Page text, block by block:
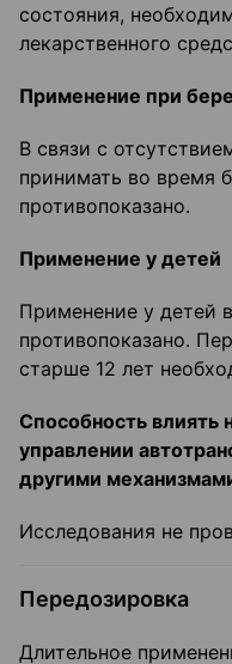
состояния,
лекарственного
Применение при
В связи с
принимать во время
противопоказано.
Применение у детей
Применение у детей
противопоказано.
старше 12 лет
Способность влиять
управлении
другими
Исследования не
Передозировка
Длительное